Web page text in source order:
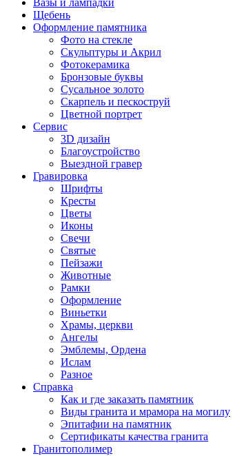
Вазы и лампадки
Щебень
Оформление памятника
Фото на стекле
Скульптуры и Акрил
Фотокерамика
Бронзовые буквы
Сусальное золото
Скарпель и пескоструй
Цветной портрет
Сервис
3D дизайн
Благоустройство
Выездной гравер
Гравировка
Шрифты
Кресты
Цветы
Иконы
Свечи
Святые
Пейзажи
Животные
Рамки
Оформление
Виньетки
Храмы, церкви
Ангелы
Эмблемы, Ордена
Ислам
Разное
Справка
Как и где заказать памятник
Виды гранита и мрамора на могилу
Эпитафии на памятник
Сертификаты качества гранита
Гранитополимер